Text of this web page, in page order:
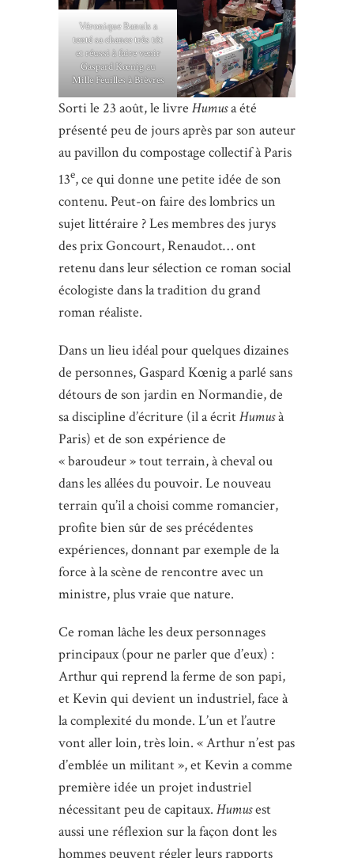
Véronique Banuls a
tenté sa chance très tôt
et réussi à faire venir
Gaspard Kœnig au
Mille Feuilles à Bièvres
Sorti le 23 août, le livre Humusa été
présenté peu de jours après par son auteur
au pavillon du compostage collectif à Paris
13e, ce qui donne une petite idée de son
contenu. Peut-on faire des lombrics un
sujet littéraire ? Les membres des jurys
des prix Goncourt, Renaudot… ont
retenu dans leur sélection ce roman social
écologiste dans la tradition du grand
roman réaliste.
Dans un lieu idéal pour quelques dizaines
de personnes, Gaspard Kœnig a parlé sans
détours de son jardin en Normandie, de
sa discipline d’écriture (il a écritHumusà
Paris) et de son expérience de
« baroudeur » tout terrain, à cheval ou
dans les allées du pouvoir. Le nouveau
terrain qu’il a choisi comme romancier,
profite bien sûr de ses précédentes
expériences, donnant par exemple de la
force à la scène de rencontre avec un
ministre, plus vraie que nature.
Ce roman lâche les deux personnages
principaux (pour ne parler que d’eux) :
Arthur qui reprend la ferme de son papi,
et Kevin qui devient un industriel, face à
la complexité du monde. L’un et l’autre
vont aller loin, très loin. « Arthur n’est pas
d’emblée un militant », et Kevin a comme
première idée un projet industriel
nécessitant peu de capitaux. Humusest
aussi une réflexion sur la façon dont les
hommes peuvent régler leurs rapports